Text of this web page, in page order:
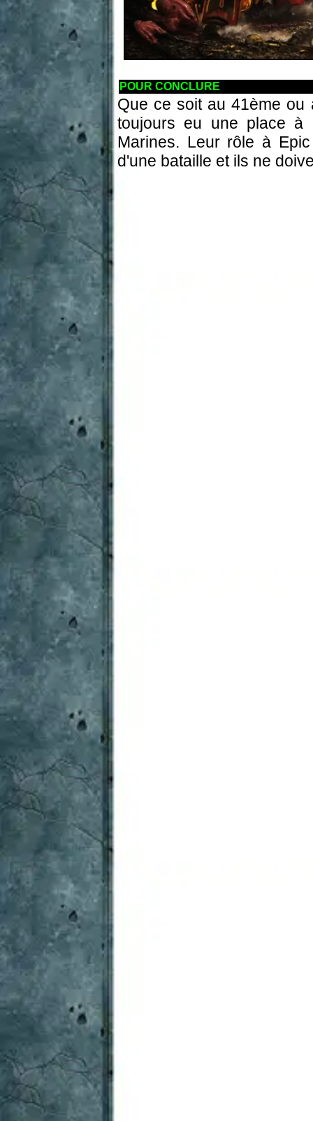
POUR CONCLURE
Que ce soit au 41ème ou
toujours eu une place à
Marines. Leur rôle à
d'une bataille et ils ne